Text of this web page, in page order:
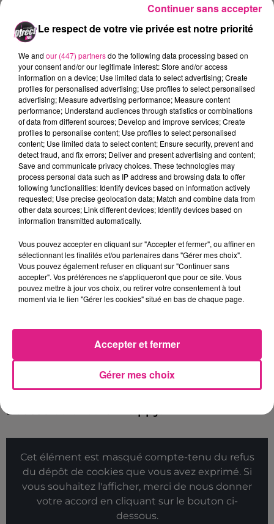
ET DANS LES AUTRES VILLES DE
MOSELLE ?
Le 13 juillet :
D’autres communes du département ont
également choisi la veille du 14 juillet pour le
déroulé des festivités. On peut y retrouver
Florange,Nilvange,Hayange,Hauconcourt
Amnéville,Maizières-lès-Metzou encore
Montigny-lès-Metz.
Le 14 juillet :
Pour certaines villes, il est hors de question
de ne pas respecter les traditions. PourYutz
Aumetz,Hettange-Grandeou encoreVry
tiendront leur show pyrotechnique le soir de
Pour ce samedi soir, quelques communes
ont décidé de réaliser des feux d'artifice.
Parmi-euxMetzing,Ottange,Metzervisse,
Bousse
Cet élément est masqué compte-tenu du refus
du dépôt de cookies que vous avez exprimé. Si
vous souhaitez l'afficher, merci de nous donner
votre accord en cliquant sur le bouton ci-
dessous.
Le respect de votre vie privée est notre priorité
We and our (447) partnersdo the following data processing based on
your consent and/or our legitimate interest: Store and/or access
information on a device; Use limited data to select advertising; Create
profiles for personalised advertising; Use profiles to select personalised
advertising; Measure advertising performance; Measure content
performance; Understand audiences through statistics or combinations
of data from different sources; Develop and improve services; Create
profiles to personalise content; Use profiles to select personalised
content; Use limited data to select content; Ensure security, prevent and
detect fraud, and fix errors; Deliver and present advertising and content;
Save and communicate privacy choices. These technologies may
process personal data such as IP address and browsing data to offer
following functionalities: Identify devices based on information actively
requested; Use precise geolocation data; Match and combine data from
other data sources; Link different devices; Identify devices based on
information transmitted automatically.
Vous pouvez accepter en cliquant sur "Accepter et fermer", ou affiner en
sélectionnant les finalités et/ou partenaires dans "Gérer mes choix".
Vous pouvez également refuser en cliquant sur "Continuer sans
accepter". Vos préférences ne s'appliqueront que pour ce site. Vous
pouvez mettre à jour vos choix, ou retirer votre consentement à tout
moment via le lien "Gérer les cookies" situé en bas de chaque page.
Gérer mes choix
Accepter et fermer
Continuer sans accepter